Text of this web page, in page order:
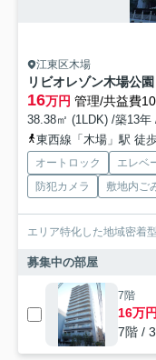
江東区木場
リビオレゾン木場公園
16万円 管理/共益費
38.38㎡ (1LDK) /築13年
東西線「木場」駅 徒
オートロック エレベ
防犯カメラ
敷地内ご
エリア特化した地域密着
募集中の部屋
7階
16万円
7階 /